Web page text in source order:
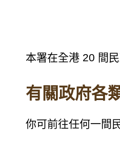
本署在全港 20 間
有關政府各
你可前往任何一間